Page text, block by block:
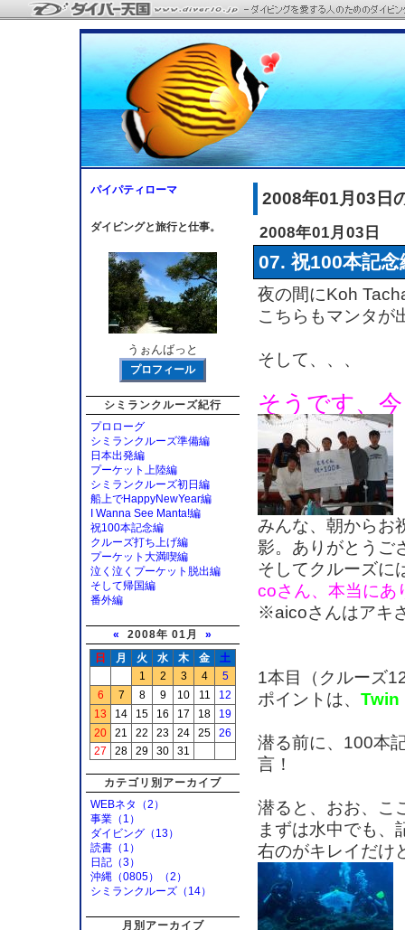
2008年01月03日
2008年01月03日
07. 祝100本記
夜の間にKoh
こちらもマンタが
そして、、、
そうです、
みんな、朝からお
影。ありがとうご
そしてクルーズに
coさん、本当にあ
※aicoさんはアキ
1本目（クルーズ
ポイントは、 Twin
潜る前に、100本
言！
潜ると、おお、こ
まずは水中でも、
右のがキレイだけ
パイパティローマ
ダイビングと旅行と仕事。
うぉんばっと
プロフィール
シミランクルーズ紀行
プロローグ
シミランクルーズ準備編
日本出発編
プーケット上陸編
シミランクルーズ初日編
船上でHappyNewYear編
I Wanna See Manta!編
祝100本記念編
クルーズ打ち上げ編
プーケット大満喫編
泣く泣くプーケット脱出編
そして帰国編
番外編
« 2008年 01月 »
日 月 火 水 木 金
土
1
2 3 4
5
6
7 8 9 10 11
12
13
14 15 16 17 18
19
20
21 22 23 24 25
26
27
28 29 30 31
カテゴリ別アーカイブ
WEBネタ（2）
事業（1）
ダイビング（13）
読書（1）
日記（3）
沖縄（0805）（2）
シミランクルーズ（14）
月別アーカイブ